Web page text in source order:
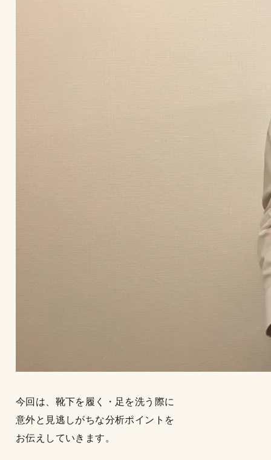
今回は、靴下を履く・足を洗う際に
意外と見逃しがちな分析ポイントを
お伝えしていきます。